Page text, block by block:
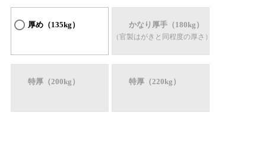
厚め（135kg） かなり厚手（180kg）
（官製はがきと同程度の厚さ）
特厚（200kg） 特厚（220kg）